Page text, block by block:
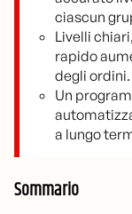
ciascun
Livelli
rapido
degli ordini.
Un
a lungo
Sommario